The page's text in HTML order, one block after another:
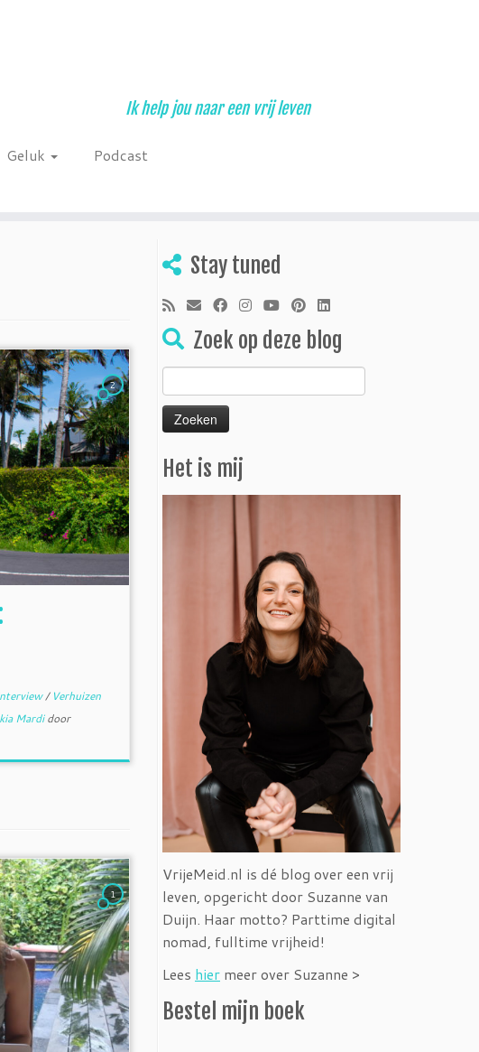
Ik help jou naar een vrij leven
Geluk
Podcast
2
/ Verhuizen
Mardidoor
1
Stay tuned
Zoek op deze blog
Zoeken
naar:
Het is mij
VrijeMeid.nl is dé blog over een vrij
leven, opgericht door Suzanne van
Duijn. Haar motto? Parttime digital
nomad, fulltime vrijheid!
Lees hier meer over Suzanne >
Bestel mijn boek